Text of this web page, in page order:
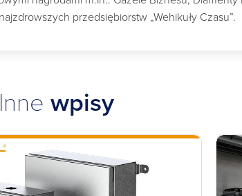
przedsiębiorstw „Wehikuły Czasu”.
Inne wpisy